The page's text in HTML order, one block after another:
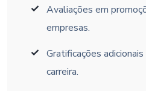
Avaliações em
empresas.
Gratificações
carreira.